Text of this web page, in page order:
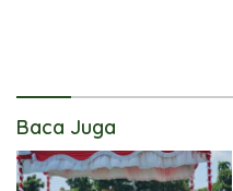
Baca Juga